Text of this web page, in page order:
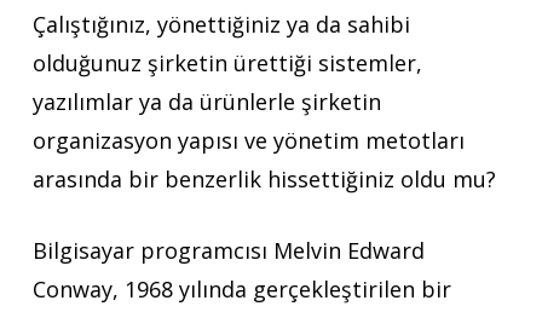
Çalıştığınız, yönettiğiniz ya da sahibi
olduğunuz şirketin ürettiği sistemler,
yazılımlar ya da ürünlerle şirketin
organizasyon yapısı ve yönetim metotları
arasında bir benzerlik hissettiğiniz oldu mu?
Bilgisayar programcısı Melvin Edward
Conway, 1968 yılında gerçekleştirilen bir